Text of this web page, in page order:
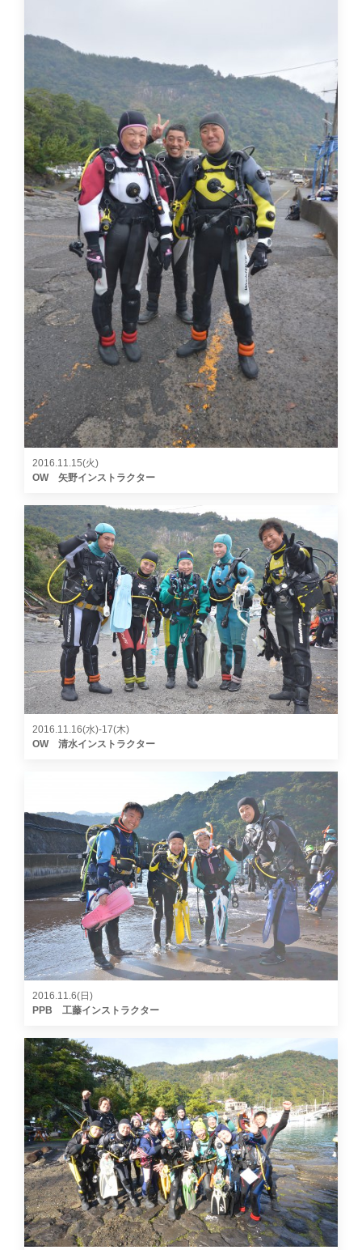
2016.11.15(火)
OW 矢野インストラクター
2016.11.16(水)-17(木)
OW 清水インストラクター
2016.11.6(日)
PPB 工藤インストラクター